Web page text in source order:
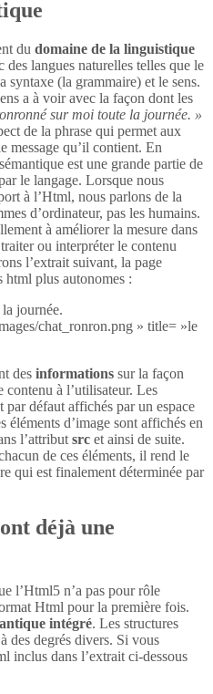
du domaine de la linguistique
des langues naturelles telles que le
syntaxe (la grammaire) et le sens.
a à voir avec la façon dont les
sur moi toute la journée. »
de la phrase qui permet aux
message qu’il contient. En
est une grande partie de
le langage. Lorsque nous
à l’Html, nous parlons de la
d’ordinateur, pas les humains.
à améliorer la mesure dans
ou interpréter le contenu
l’extrait suivant, la page
html plus autonomes :
journée.
chat_ronron.png » title= »le
des informations sur la façon
contenu à l’utilisateur. Les
par défaut affichés par un espace
éléments d’image sont affichés en
l’attribut src et ainsi de suite.
de ces éléments, il rend le
qui est finalement déterminée par
déjà une
l’Html5 n’a pas pour rôle
Html pour la première fois.
intégré. Les structures
des degrés divers. Si vous
inclus dans l’extrait ci-dessous